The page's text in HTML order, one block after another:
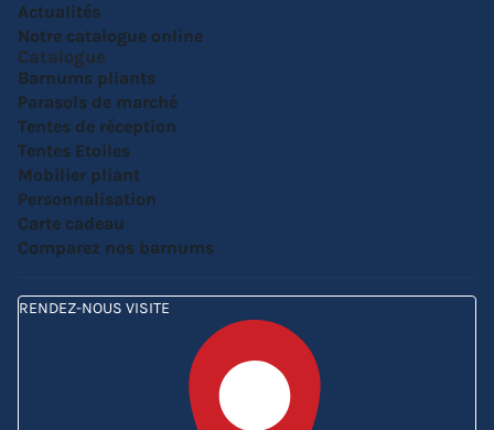
Actualités
Notre catalogue online
Catalogue
Barnums pliants
Parasols de marché
Tentes de réception
Tentes Etoiles
Mobilier pliant
Personnalisation
Carte cadeau
Comparez nos barnums
RENDEZ-NOUS VISITE